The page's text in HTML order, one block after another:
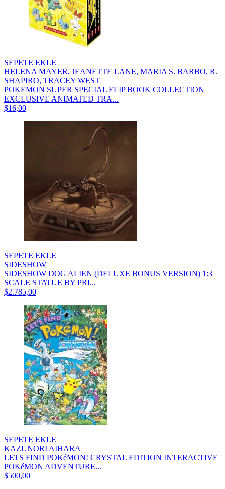
SEPETE EKLE
HELENA MAYER, JEANETTE LANE, MARIA S. BARBO, R.
SHAPIRO, TRACEY WEST
POKEMON SUPER SPECIAL FLIP BOOK COLLECTION
EXCLUSIVE ANIMATED TRA...
$16,00
SEPETE EKLE
SIDESHOW
SIDESHOW DOG ALIEN (DELUXE BONUS VERSION) 1:3
SCALE STATUE BY PRI...
$2.785,00
SEPETE EKLE
KAZUNORI AIHARA
LETS FIND POKéMON! CRYSTAL EDITION INTERACTIVE
POKéMON ADVENTURE...
$500,00